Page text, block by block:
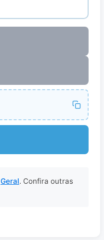
Geral. Confira outras